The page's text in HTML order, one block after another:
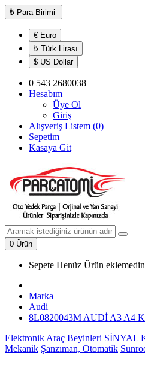
₺ Para Birimi
€ Euro
₺ Türk Lirası
$ US Dollar
0 543 2680038
Hesabım
Üye Ol
Giriş
Alışveriş Listem (0)
Sepetim
Kasaya Git
0 Ürün
Sepete Henüz Ürün
Marka
Audi
8L0820043M AUDİ A3 A4
Elektronik Araç Beyinleri SİNYAL
Mekanik Şanzıman, Otomatik